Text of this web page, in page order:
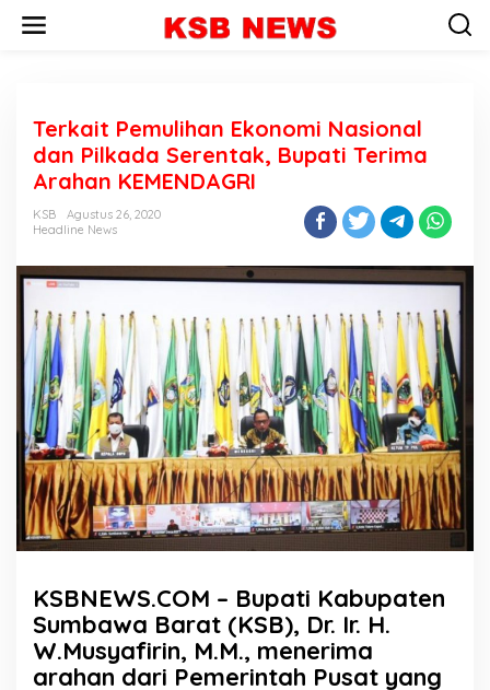
Terkait Pemulihan Ekonomi Nasional
dan Pilkada Serentak, Bupati Terima
Arahan KEMENDAGRI
KSB
Agustus 26, 2020
Headline News
KSBNEWS.COM – Bupati Kabupaten
Sumbawa Barat (KSB), Dr. Ir. H.
W.Musyafirin, M.M., menerima
arahan dari Pemerintah Pusat yang